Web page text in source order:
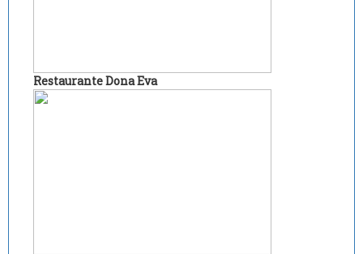
Restaurante Dona Eva